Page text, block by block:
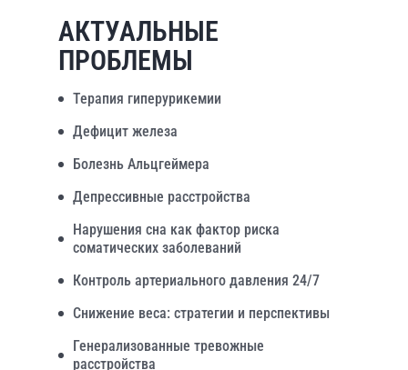
АКТУАЛЬНЫЕ
ПРОБЛЕМЫ
Терапия гиперурикемии
Дефицит железа
Болезнь Альцгеймера
Депрессивные расстройства
Нарушения сна как фактор риска
соматических заболеваний
Контроль артериального давления 24/7
Снижение веса: стратегии и перспективы
Генерализованные тревожные
расстройства